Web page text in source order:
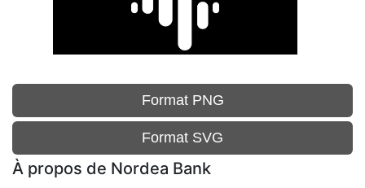
Format PNG
Format SVG
À propos de Nordea Bank